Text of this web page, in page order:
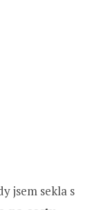
jsem sekla s